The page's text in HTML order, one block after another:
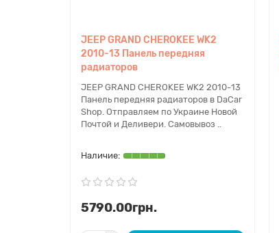
JEEP GRAND CHEROKEE WK2
2010-13 Панель передняя
радиаторов
JEEP GRAND CHEROKEE WK2 2010-13
Панель передняя радиаторов в DaCar
Shop. Отправляем по Украине Новой
Почтой и Деливери. Самовывоз ..
5790.00грн.